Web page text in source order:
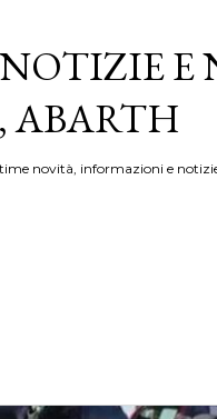
E
ABARTH
novità, informazioni e